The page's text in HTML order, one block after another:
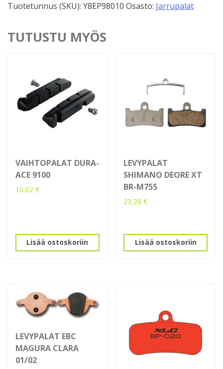
Tuotetunnus (SKU): Y8EP98010 Osasto: Jarrupalat
TUTUSTU MYÖS
VAIHTOPALAT DURA-
ACE 9100
10,02 €
Lisää ostoskoriin
LEVYPALAT
SHIMANO DEORE XT
BR-M755
23,28€
Lisää ostoskoriin
LEVYPALAT EBC
MAGURA CLARA
01/02